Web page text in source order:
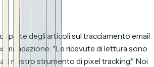
parte degli articoli sul tracciamento email
"Le ricevute di lettura sono
il nostro strumento di pixel tracking." Noi